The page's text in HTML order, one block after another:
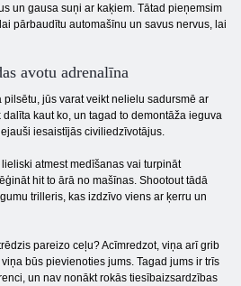
un gausa suņi ar kaķiem. Tātad pieņemsim
pārbaudītu automašīnu un savus nervus, lai
avotu adrenalīna
jūs varat veikt nelielu sadursmē ar
kaut ko, un tagad to demontāža ieguva
iesaistījās civiliedzīvotājus.
atmest medīšanas vai turpināt
hit to ārā no mašīnas. Shootout tādā
trilleris, kas izdzīvo viens ar ķerru un
pareizo ceļu? Acīmredzot, viņa arī grib
būs pievienoties jums. Tagad jums ir trīs
un nav nonākt rokās tiesībaizsardzības